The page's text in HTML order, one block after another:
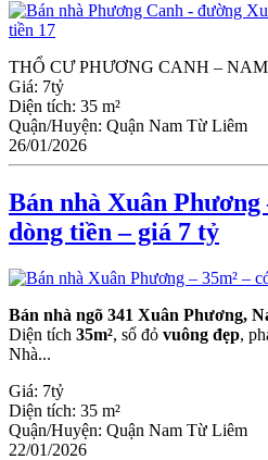
THỔ CƯ PHƯƠNG CANH –
Giá: 7tỷ
Diện tích: 35 m²
Quận/Huyện: Quận Nam Từ Liêm
26/01/2026
Bán nhà Xuân Phương
dòng tiền – giá 7 tỷ
Bán nhà ngõ 341 Xuân Phương,
Diện tích 35m², sổ đỏ vuông đẹp,
Nhà...
Giá: 7tỷ
Diện tích: 35 m²
Quận/Huyện: Quận Nam Từ Liêm
22/01/2026